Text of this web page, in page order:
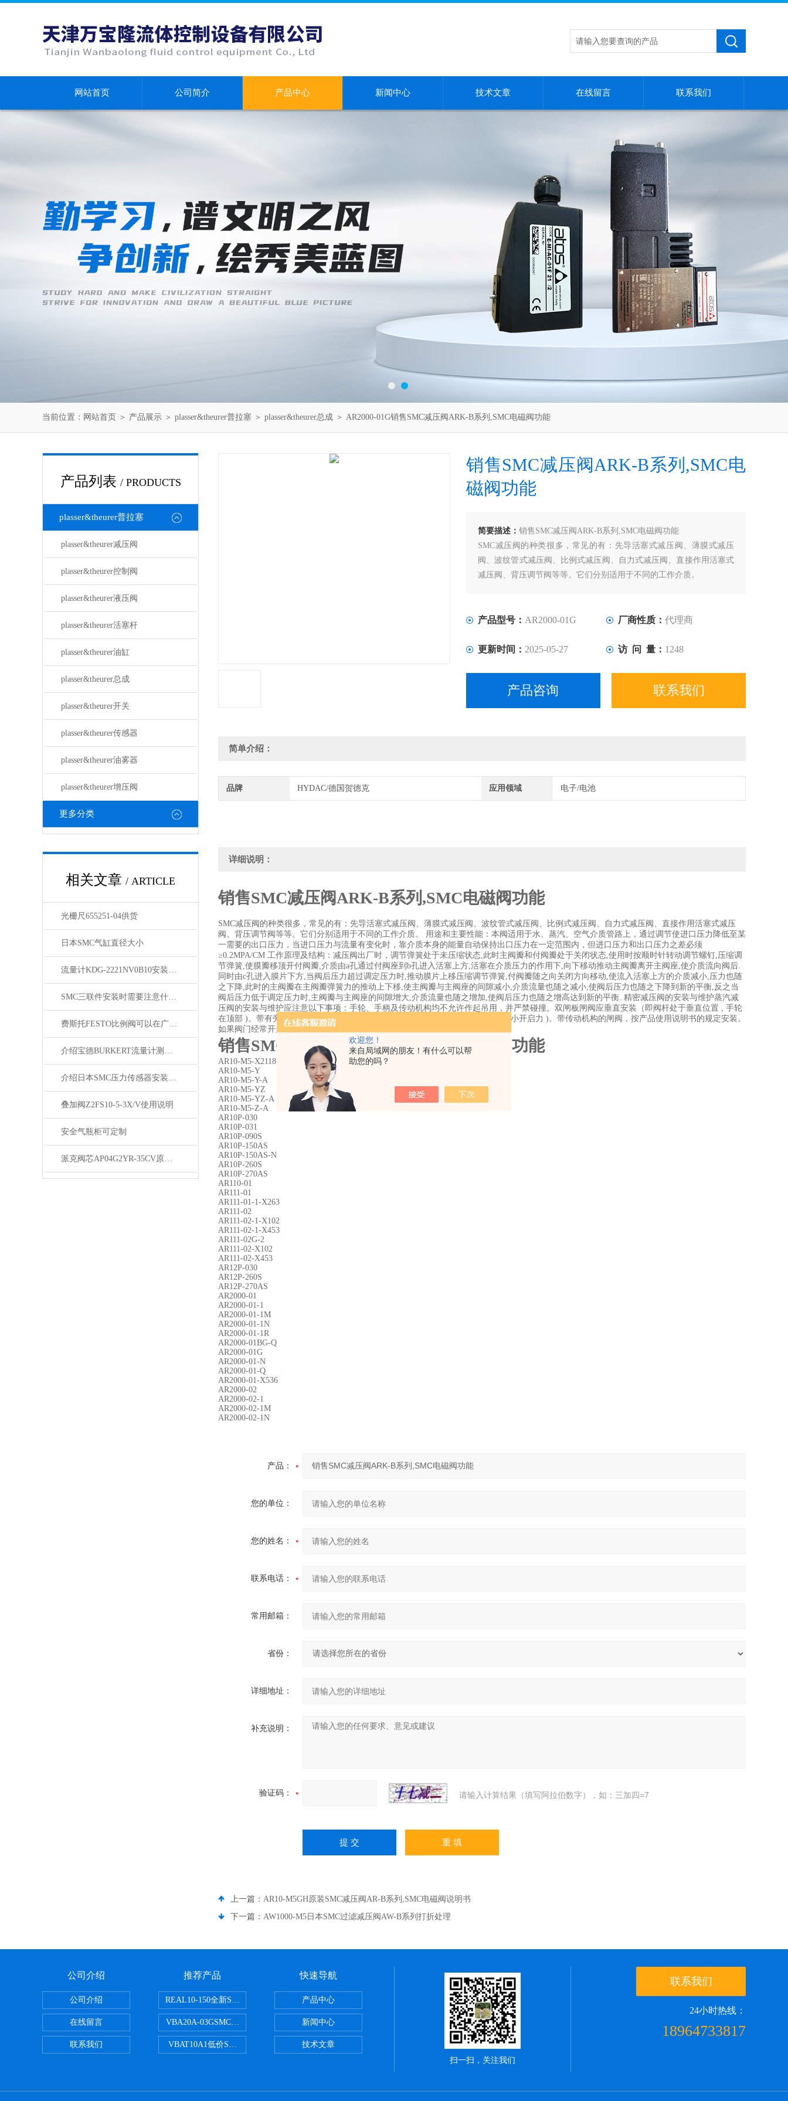
欢迎您！
来自局域网的朋友！有什么可以帮
助您的吗？
网站首页 公司简介 产品中心 新闻中心 技术文章 在线留言 联系我们
当前位置： 网站首页 ＞ 产品展示 ＞ plasser&theurer普拉塞 ＞ plasser&theurer总成 ＞ AR2000-01G销售SMC减压阀ARK-B系列,SMC电磁阀功能
产品列表 / PRODUCTS
plasser&theurer普拉塞
plasser&theurer减压阀
plasser&theurer控制阀
plasser&theurer液压阀
plasser&theurer活塞杆
plasser&theurer油缸
plasser&theurer总成
plasser&theurer开关
plasser&theurer传感器
plasser&theurer油雾器
plasser&theurer增压阀
更多分类
相关文章 / ARTICLE
光栅尺655251-04供货
日本SMC气缸直径大小
流量计KDG-2221NV0B10安装调试
SMC三联件安装时需要注意什么呢
费斯托FESTO比例阀可以在广副的变化范围内提供的控制
介绍宝德BURKERT流量计测量范围
介绍日本SMC压力传感器安装步骤与性能指标
叠加阀Z2FS10-5-3X/V使用说明
安全气瓶柜可定制
派克阀芯AP04G2YR-35CV原产地货源
销售SMC减压阀ARK-B系列,SMC电
磁阀功能
简要描述： 销售SMC减压阀ARK-B系列,SMC电磁阀功能
SMC减压阀的种类很多，常见的有：先导活塞式减压阀、薄膜式减压
阀、波纹管式减压阀、比例式减压阀、自力式减压阀、直接作用活塞式
减压阀、背压调节阀等等。它们分别适用于不同的工作介质。
产品型号： AR2000-01G 厂商性质： 代理商
更新时间： 2025-05-27 访 问 量： 1248
产品咨询 联系我们
简单介绍：
品牌 HYDAC/德国贺德克 应用领域 电子/电池
详细说明：
销售SMC减压阀ARK-B系列,SMC电磁阀功能
SMC减压阀的种类很多，常见的有：先导活塞式减压阀、薄膜式减压阀、波纹管式减压阀、比例式减压阀、自力式减压阀、直接作用活塞式减压
阀、背压调节阀等等。它们分别适用于不同的工作介质。 用途和主要性能：本阀适用于水、蒸汽、空气介质管路上，通过调节使进口压力降低至某
一需要的出口压力，当进口压力与流量有变化时，靠介质本身的能量自动保持出口压力在一定范围内，但进口压力和出口压力之差必须
≥0.2MPA/CM 工作原理及结构：减压阀出厂时，调节弹簧处于未压缩状态,此时主阀瓣和付阀瓣处于关闭状态,使用时按顺时针转动调节螺钉,压缩调
节弹簧,使膜瓣移顶开付阀瓣,介质由a孔通过付阀座到b孔进入活塞上方,活塞在介质压力的作用下,向下移动推动主阀瓣离开主阀座,使介质流向阀后.
同时由c孔进入膜片下方,当阀后压力超过调定压力时,推动膜片上移压缩调节弹簧,付阀瓣随之向关闭方向移动,使流入活塞上方的介质减小,压力也随
之下降,此时的主阀瓣在主阀瓣弹簧力的推动上下移,使主阀瓣与主阀座的间隙减小,介质流量也随之减小,使阀后压力也随之下降到新的平衡,反之当
阀后压力低于调定压力时,主阀瓣与主阀座的间隙增大,介质流量也随之增加,使阀后压力也随之增高达到新的平衡. 精密减压阀的安装与维护蒸汽减
压阀的安装与维护应注意以下事项：手轮、手柄及传动机构均不允许作起吊用，并严禁碰撞。双闸板闸阀应垂直安装（即阀杆处于垂直位置 , 手轮
在顶部 )。带有旁通阀的闸阀在开启前应先打开旁通阀（以平衡进出口的压差及减小开启力 )。带传动机构的闸阀，按产品使用说明书的规定安装。
如果阀门经常开关使用 , 每月至少润滑一次。
销售SMC减压阀ARK-B系列,SMC电磁阀功能
AR10-M5-X2118
AR10-M5-Y
AR10-M5-Y-A
AR10-M5-YZ
AR10-M5-YZ-A
AR10-M5-Z-A
AR10P-030
AR10P-031
AR10P-090S
AR10P-150AS
AR10P-150AS-N
AR10P-260S
AR10P-270AS
AR110-01
AR111-01
AR111-01-1-X263
AR111-02
AR111-02-1-X102
AR111-02-1-X453
AR111-02G-2
AR111-02-X102
AR111-02-X453
AR12P-030
AR12P-260S
AR12P-270AS
AR2000-01
AR2000-01-1
AR2000-01-1M
AR2000-01-1N
AR2000-01-1R
AR2000-01BG-Q
AR2000-01G
AR2000-01-N
AR2000-01-Q
AR2000-01-X536
AR2000-02
AR2000-02-1
AR2000-02-1M
AR2000-02-1N
产品：
您的单位：
您的姓名：
联系电话：
常用邮箱：
省份：
详细地址：
补充说明：
验证码： 请输入计算结果（填写阿拉伯数字），如：三加四=7
上一篇： AR10-M5GH原装SMC减压阀AR-B系列,SMC电磁阀说明书
下一篇： AW1000-M5日本SMC过滤减压阀AW-B系列打折处理
公司介绍
公司介绍
在线留言
联系我们
推荐产品
REAL10-150全新SMC正弦无杆缸REA系列,SMC深圳经销商
VBA20A-03GSMC增压阀VBA-X3145系列,SMC电磁阀优点
VBAT10A1低价SMC储气罐VBAT系列,SMC气动服务网
快速导航
产品中心
新闻中心
技术文章
扫一扫，关注我们
联系我们
24小时热线：
18964733817